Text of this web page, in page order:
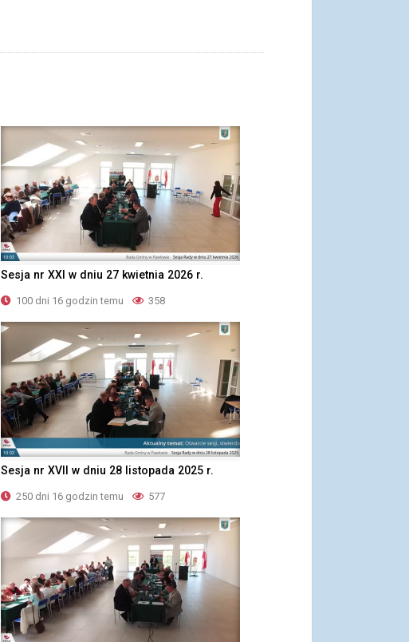
Sesja nr XXI w dniu 27 kwietnia 2026 r.
100 dni 16 godzin temu 358
Sesja nr XVII w dniu 28 listopada 2025 r.
250 dni 16 godzin temu 577